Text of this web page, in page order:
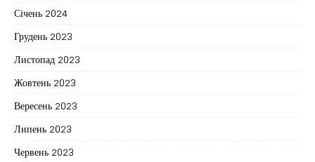
Січень 2024
Грудень 2023
Листопад 2023
Жовтень 2023
Вересень 2023
Липень 2023
Червень 2023